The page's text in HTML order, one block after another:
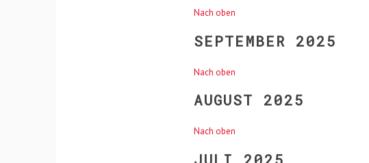
Nach oben
SEPTEMBER 2025
Nach oben
AUGUST 2025
Nach oben